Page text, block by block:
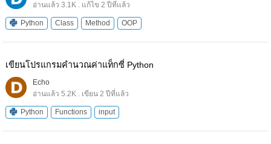
อ่านแล้ว 3.1K . แก้ไข 2 ปีที่แล้ว
Python Class Method OOP
เขียนโปรแกรมคํานวณค่าแท็กซี่ Python
Echo
อ่านแล้ว 5.2K . เขียน 2 ปีที่แล้ว
Python Functions input